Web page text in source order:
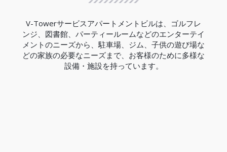
V-Towerサービスアパートメントビルは、ゴルフレ
ンジ、図書館、パーティールームなどのエンターテイ
メントのニーズから、駐車場、ジム、子供の遊び場な
どの家族の必要なニーズまで、お客様のために多様な
設備・施設を持っています。